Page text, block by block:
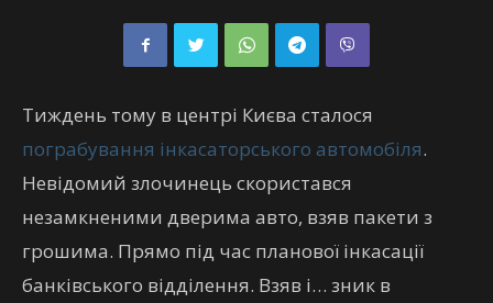
Тиждень тому в центрі Києва сталося
пограбування інкасаторського автомобіля.
Невідомий злочинець скористався
незамкненими дверима авто, взяв пакети з
грошима. Прямо під час планової інкасації
банківського відділення. Взяв і… зник в